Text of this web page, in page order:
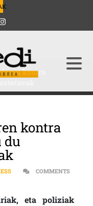
kontra
kontra
du
COMMENTS
DEITU DU
eta poliziak